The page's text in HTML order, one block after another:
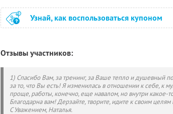
Узнай, как воспользоваться купоном
Отзывы участников:
1) Спасибо Вам, за тренинг, за Ваше тепло и душевный
за то, что Вы есть! Я изменилась в отношении к себе, к
проще, работы, конечно, еще навалом, но внутри какое-
Благодарна вам! Дерзайте, творите, идите к своим
С Уважением, Наталья.